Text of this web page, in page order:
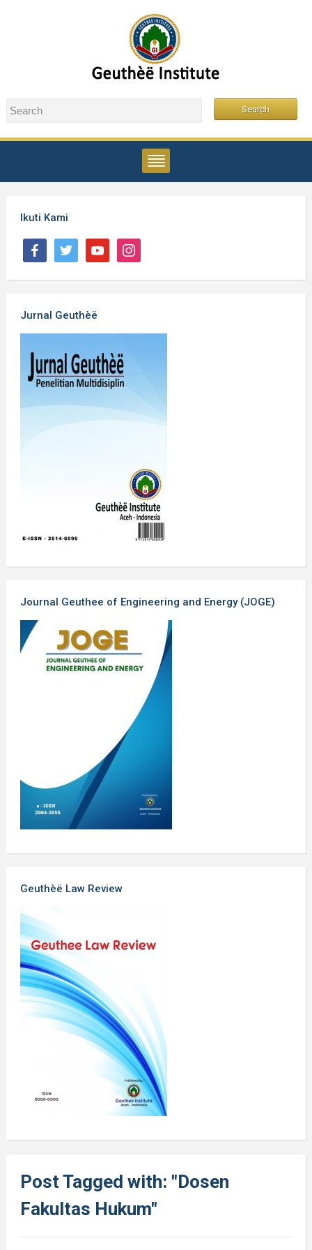
Ikuti Kami
Jurnal Geuthèë
Journal Geuthee of Engineering and Energy (JOGE)
Geuthèë Law Review
Post Tagged with: "Dosen
Fakultas Hukum"